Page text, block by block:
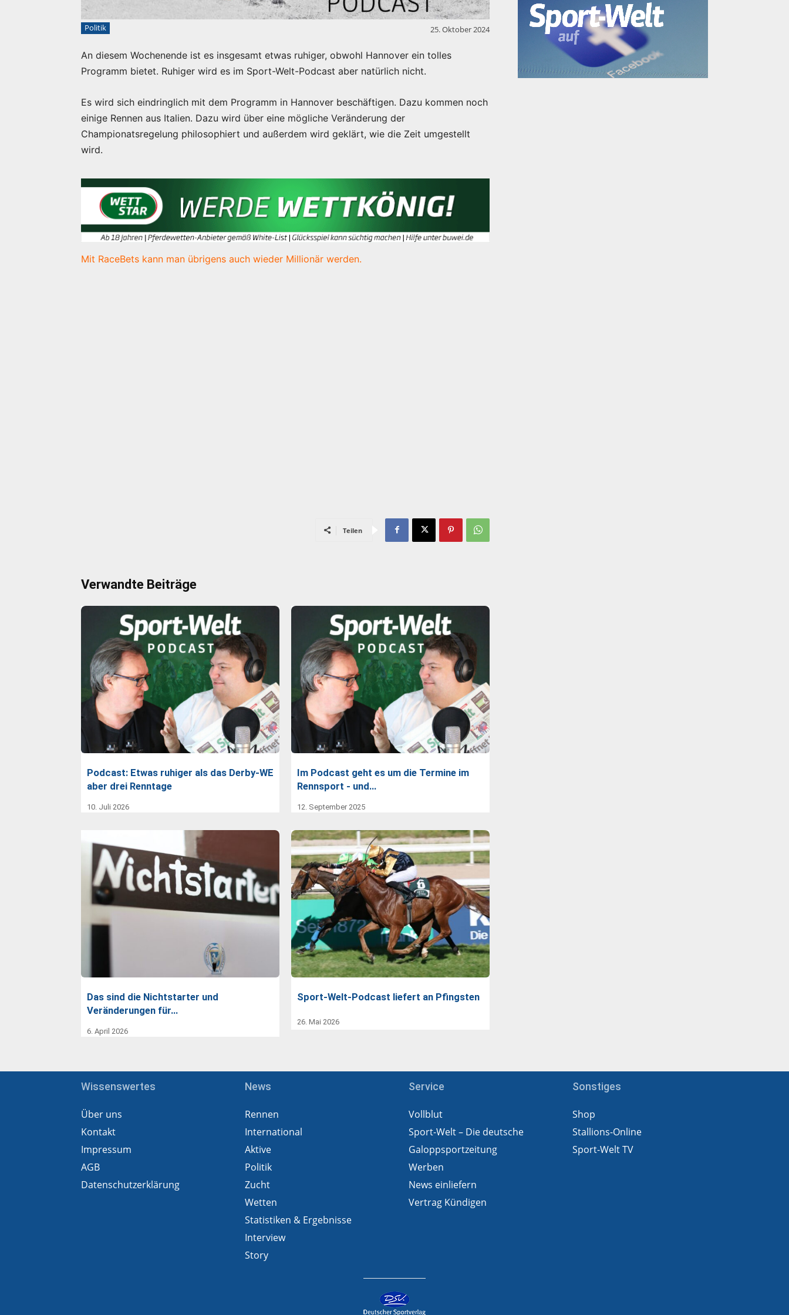
Politik 25. Oktober 2024
An diesem Wochenende ist es insgesamt etwas ruhiger, obwohl Hannover ein tolles
Programm bietet. Ruhiger wird es im Sport-Welt-Podcast aber natürlich nicht.
Es wird sich eindringlich mit dem Programm in Hannover beschäftigen. Dazu kommen noch
einige Rennen aus Italien. Dazu wird über eine mögliche Veränderung der
Championatsregelung philosophiert und außerdem wird geklärt, wie die Zeit umgestellt
wird.
Mit RaceBets kann man übrigens auch wieder Millionär werden.
Teilen
Verwandte Beiträge
Podcast: Etwas ruhiger als das Derby-WE
aber drei Renntage
10. Juli 2026
Im Podcast geht es um die Termine im
Rennsport - und…
12. September 2025
Das sind die Nichtstarter und
Veränderungen für…
6. April 2026
Sport-Welt-Podcast liefert an Pfingsten
26. Mai 2026
Wissenswertes
Über uns
Kontakt
Impressum
AGB
Datenschutzerklärung
News
Rennen
International
Aktive
Politik
Zucht
Wetten
Statistiken & Ergebnisse
Interview
Story
Service
Vollblut
Sport-Welt – Die deutsche
Galoppsportzeitung
Werben
News einliefern
Vertrag Kündigen
Sonstiges
Shop
Stallions-Online
Sport-Welt TV